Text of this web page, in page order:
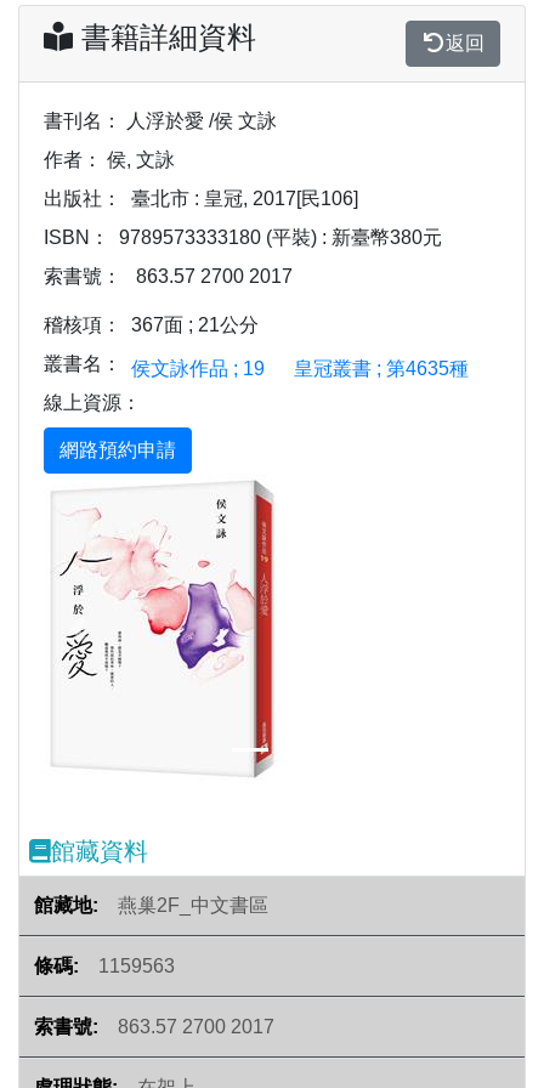
書籍詳細資料 返回
書刊名：
人浮於愛 /侯 文詠
作者：
侯, 文詠
出版社：
臺北市 : 皇冠, 2017[民106]
ISBN：
9789573333180 (平裝) : 新臺幣380元
索書號：
863.57 2700 2017
稽核項：
367面 ; 21公分
叢書名：
侯文詠作品 ; 19
皇冠叢書 ; 第4635種
線上資源：
Previous
館藏資料
燕巢2F_中文書區
1159563
863.57 2700 2017